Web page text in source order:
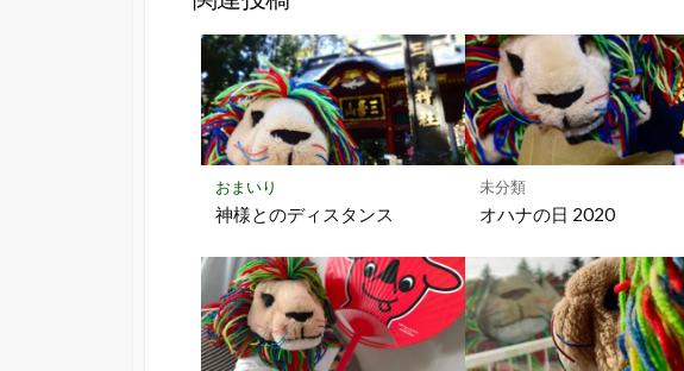
マ
ー
ク
に
保
おまいり
神様とのディスタンス
未分類
オハナの日 2020